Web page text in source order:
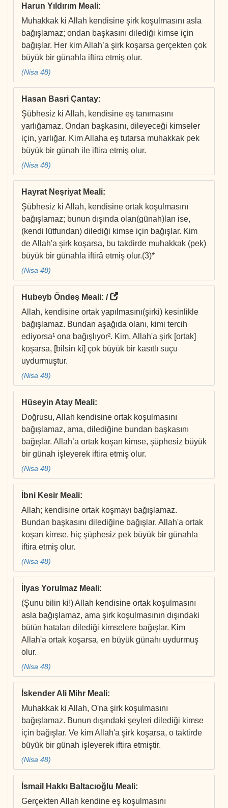
Harun Yıldırım Meali:
Muhakkak ki Allah kendisine şirk koşulmasını asla
bağışlamaz; ondan başkasını dilediği kimse için
bağışlar. Her kim Allah’a şirk koşarsa gerçekten çok
büyük bir günahla iftira etmiş olur.
(Nisa 48)
Hasan Basri Çantay:
Şübhesiz ki Allah, kendisine eş tanımasını
yarlığamaz. Ondan başkasını, dileyeceği kimseler
için, yarlığar. Kim Allaha eş tutarsa muhakkak pek
büyük bir günah ile iftira etmiş olur.
(Nisa 48)
Hayrat Neşriyat Meali:
Şübhesiz ki Allah, kendisine ortak koşulmasını
bağışlamaz; bunun dışında olan(günah)ları ise,
(kendi lütfundan) dilediği kimse için bağışlar. Kim
de Allah'a şirk koşarsa, bu takdirde muhakkak (pek)
büyük bir günahla iftirâ etmiş olur.(3)*
(Nisa 48)
Hubeyb Öndeş Meali: /
Allah, kendisine ortak yapılmasını(şirki) kesinlikle
bağışlamaz. Bundan aşağıda olanı, kimi tercih
ediyorsa¹ ona bağışlıyor². Kim, Allah'a şirk [ortak]
koşarsa, [bilsin ki] çok büyük bir kasıtlı suçu
uydurmuştur.
(Nisa 48)
Hüseyin Atay Meali:
Doğrusu, Allah kendisine ortak koşulmasını
bağışlamaz, ama, dilediğine bundan başkasını
bağışlar. Allah’a ortak koşan kimse, şüphesiz büyük
bir günah işleyerek iftira etmiş olur.
(Nisa 48)
İbni Kesir Meali:
Allah; kendisine ortak koşmayı bağışlamaz.
Bundan başkasını dilediğine bağışlar. Allah'a ortak
koşan kimse, hiç şüphesiz pek büyük bir günahla
iftira etmiş olur.
(Nisa 48)
İlyas Yorulmaz Meali:
(Şunu bilin ki!) Allah kendisine ortak koşulmasını
asla bağışlamaz, ama şirk koşulmasının dışındaki
bütün hataları dilediği kimselere bağışlar. Kim
Allah'a ortak koşarsa, en büyük günahı uydurmuş
olur.
(Nisa 48)
İskender Ali Mihr Meali:
Muhakkak ki Allah, O'na şirk koşulmasını
bağışlamaz. Bunun dışındaki şeyleri dilediği kimse
için bağışlar. Ve kim Allah'a şirk koşarsa, o taktirde
büyük bir günah işleyerek iftira etmiştir.
(Nisa 48)
İsmail Hakkı Baltacıoğlu Meali:
Gerçekten Allah kendine eş koşulmasını